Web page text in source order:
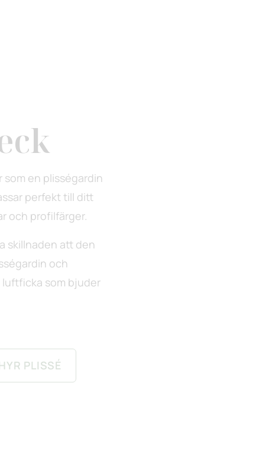
som en plisségardin
perfekt till ditt
och profilfärger.
skillnaden att den
och
luftficka som bjuder
PLISSÉ